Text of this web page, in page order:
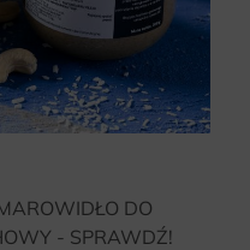
DO
- SPRAWDŹ!